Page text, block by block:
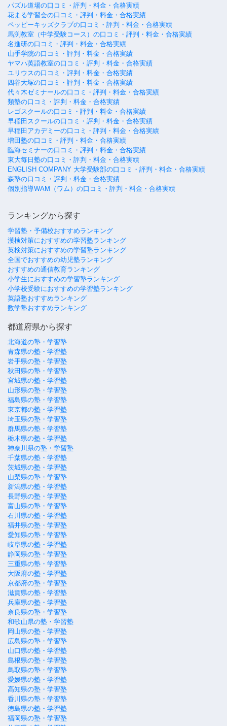
パズル道場の口コミ・評判・料金・合格実績
花まる学習会の口コミ・評判・料金・合格実績
ペッピーキッズクラブの口コミ・評判・料金・合格実績
馬渕教室（中学受験コース）の口コミ・評判・料金・合格実績
名進研の口コミ・評判・料金・合格実績
山手学院の口コミ・評判・料金・合格実績
ヤマハ英語教室の口コミ・評判・料金・合格実績
ユリウスの口コミ・評判・料金・合格実績
四谷大塚の口コミ・評判・料金・合格実績
代々木ゼミナールの口コミ・評判・料金・合格実績
類塾の口コミ・評判・料金・合格実績
レゴスクールの口コミ・評判・料金・合格実績
早稲田スクールの口コミ・評判・料金・合格実績
早稲田アカデミーの口コミ・評判・料金・合格実績
増田塾の口コミ・評判・料金・合格実績
臨海セミナーの口コミ・評判・料金・合格実績
東大毎日塾の口コミ・評判・料金・合格実績
ENGLISH COMPANY 大学受験部の口コミ・評判・料金・合格実績
森塾の口コミ・評判・料金・合格実績
個別指導WAM（ワム）の口コミ・評判・料金・合格実績
ランキングから探す
学習塾・予備校おすすめランキング
漢検対策におすすめの学習塾ランキング
英検対策におすすめの学習塾ランキング
全国でおすすめの幼児塾ランキング
おすすめの通信教育ランキング
小学生におすすめの学習塾ランキング
小学校受験におすすめの学習塾ランキング
英語塾おすすめランキング
数学塾おすすめランキング
都道府県から探す
北海道の塾・学習塾
青森県の塾・学習塾
岩手県の塾・学習塾
秋田県の塾・学習塾
宮城県の塾・学習塾
山形県の塾・学習塾
福島県の塾・学習塾
東京都の塾・学習塾
埼玉県の塾・学習塾
群馬県の塾・学習塾
栃木県の塾・学習塾
神奈川県の塾・学習塾
千葉県の塾・学習塾
茨城県の塾・学習塾
山梨県の塾・学習塾
新潟県の塾・学習塾
長野県の塾・学習塾
富山県の塾・学習塾
石川県の塾・学習塾
福井県の塾・学習塾
愛知県の塾・学習塾
岐阜県の塾・学習塾
静岡県の塾・学習塾
三重県の塾・学習塾
大阪府の塾・学習塾
京都府の塾・学習塾
滋賀県の塾・学習塾
兵庫県の塾・学習塾
奈良県の塾・学習塾
和歌山県の塾・学習塾
岡山県の塾・学習塾
広島県の塾・学習塾
山口県の塾・学習塾
島根県の塾・学習塾
鳥取県の塾・学習塾
愛媛県の塾・学習塾
高知県の塾・学習塾
香川県の塾・学習塾
徳島県の塾・学習塾
福岡県の塾・学習塾